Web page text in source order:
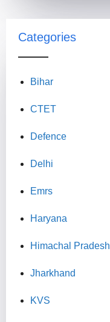
Categories
Bihar
CTET
Defence
Delhi
Emrs
Haryana
Himachal Pradesh
Jharkhand
KVS